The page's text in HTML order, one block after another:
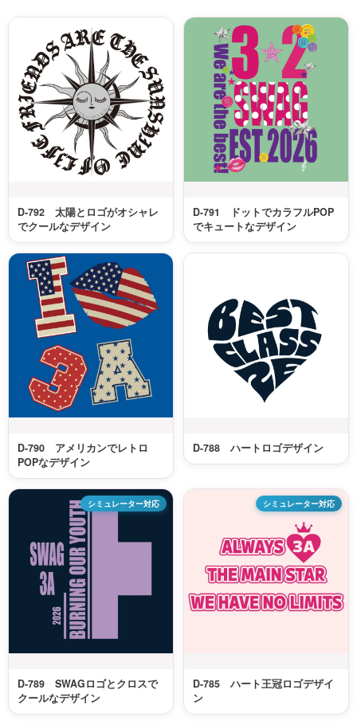
D-792 太陽とロゴがオシャレ
でクールなデザイン
D-791 ドットでカラフルPOP
でキュートなデザイン
D-790 アメリカンでレトロ
POPなデザイン
D-788 ハートロゴデザイン
シミュレーター対応
D-789 SWAGロゴとクロスで
クールなデザイン
シミュレーター対応
D-785 ハート王冠ロゴデザイ
ン